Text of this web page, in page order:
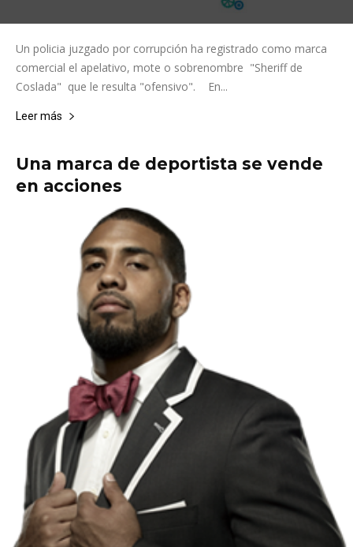
Un policia juzgado por corrupción ha registrado como marca
comercial el apelativo, mote o sobrenombre "Sheriff de
Coslada" que le resulta "ofensivo". En...
Leer más
Una marca de deportista se vende
en acciones